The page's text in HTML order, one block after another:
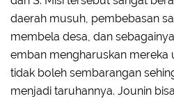
daerah musuh, pembebasan
membela desa, dan
emban mengharuskan mereka
tidak boleh sembarangan
menjadi taruhannya. Jounin